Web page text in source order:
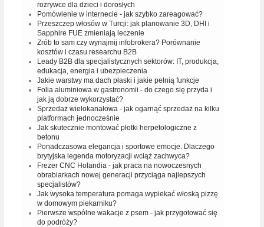
rozrywce dla dzieci i dorosłych
Pomówienie w internecie - jak szybko zareagować?
Przeszczep włosów w Turcji: jak planowanie 3D, DHI i
Sapphire FUE zmieniają leczenie
Zrób to sam czy wynajmij infobrokera? Porównanie
kosztów i czasu researchu B2B
Leady B2B dla specjalistycznych sektorów: IT, produkcja,
edukacja, energia i ubezpieczenia
Jakie warstwy ma dach płaski i jakie pełnią funkcje
Folia aluminiowa w gastronomii - do czego się przyda i
jak ją dobrze wykorzystać?
Sprzedaż wielokanałowa - jak ogarnąć sprzedaż na kilku
platformach jednocześnie
Jak skutecznie montować płotki herpetologiczne z
betonu
Ponadczasowa elegancja i sportowe emocje. Dlaczego
brytyjska legenda motoryzacji wciąż zachwyca?
Frezer CNC Holandia - jak praca na nowoczesnych
obrabiarkach nowej generacji przyciąga najlepszych
specjalistów?
Jak wysoka temperatura pomaga wypiekać włoską pizzę
w domowym piekarniku?
Pierwsze wspólne wakacje z psem - jak przygotować się
do podróży?